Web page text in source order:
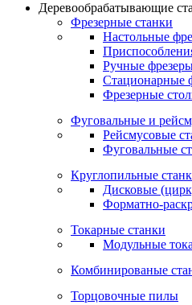
Деревообрабатывающие
Фрезерные станки
Настольные
Ручные
Стационарные
Фрезерные
Фуговальные и
Рейсмусовые
Фуговальные
Круглопильные
Дисковые
Форматно-
Токарные станки
Модульные
Комбинированые
Торцовочные пилы